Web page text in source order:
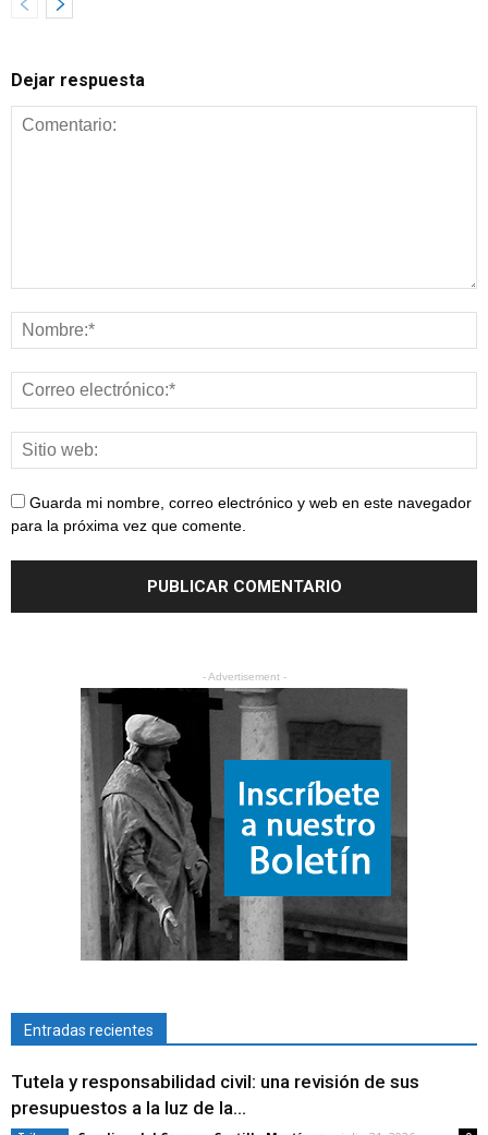
Dejar respuesta
Guarda mi nombre, correo electrónico y web en este navegador
para la próxima vez que comente.
- Advertisement -
Entradas recientes
Tutela y responsabilidad civil: una revisión de sus
presupuestos a la luz de la...